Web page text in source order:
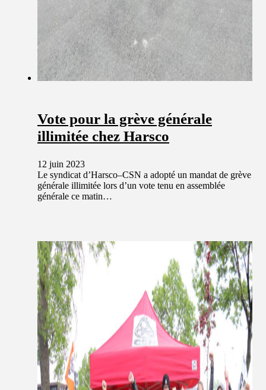
Vote pour la grève générale
illimitée chez Harsco
12 juin 2023
Le syndicat d’Harsco–CSN a adopté un mandat de grève
générale illimitée lors d’un vote tenu en assemblée
générale ce matin…